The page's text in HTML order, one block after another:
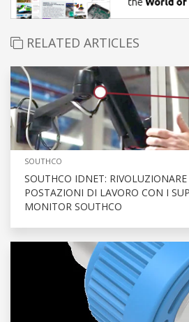
RELATED ARTICLES
SOUTHCO
SOUTHCO IDNET:
POSTAZIONI DI LAVORO CON I
MONITOR SOUTHCO